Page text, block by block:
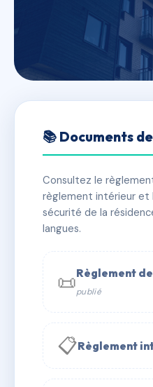
CARRE
VOLUME 4
📍 24 av voltaire 01210
✓ Immatriculée 🏠 22
📞 Contacter Syndic
✉ Email
📚 Documents
Consultez le
règlement intérieur et
sécurité de la
langues.
📜Règlement
publié
📋Règlement